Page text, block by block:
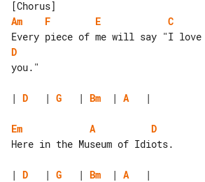
Am
F E
C
D
you."
| D
   |
G
   |
Bm
  |
A
   |
Em A
D
Here in the Museum of Idiots.
| D
   |
G
   |
Bm
  |
A
   |